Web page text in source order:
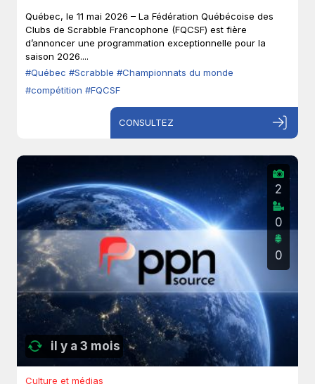
Québec, le 11 mai 2026 – La Fédération Québécoise des
Clubs de Scrabble Francophone (FQCSF) est fière
d’annoncer une programmation exceptionnelle pour la
saison 2026....
#Québec #Scrabble #Championnats du monde
#compétition #FQCSF
CONSULTEZ
il y a 3 mois
2
0
0
Culture et médias